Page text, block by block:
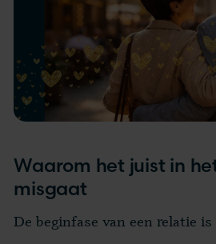
Waarom het juist in
misgaat
De beginfase van een relatie is